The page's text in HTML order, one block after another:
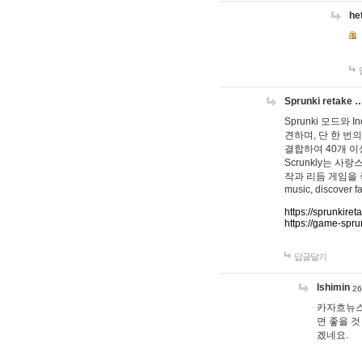
Sprunki retake
Sprunki 모드와
견하며, 단 한 번
결합하여 40개
Scrunkly는 사랑
작과 리듬 게임을
music, discover
https://
https://game-
답글달기
lshimin
카자흐뉴
면 좋을
겠네요.